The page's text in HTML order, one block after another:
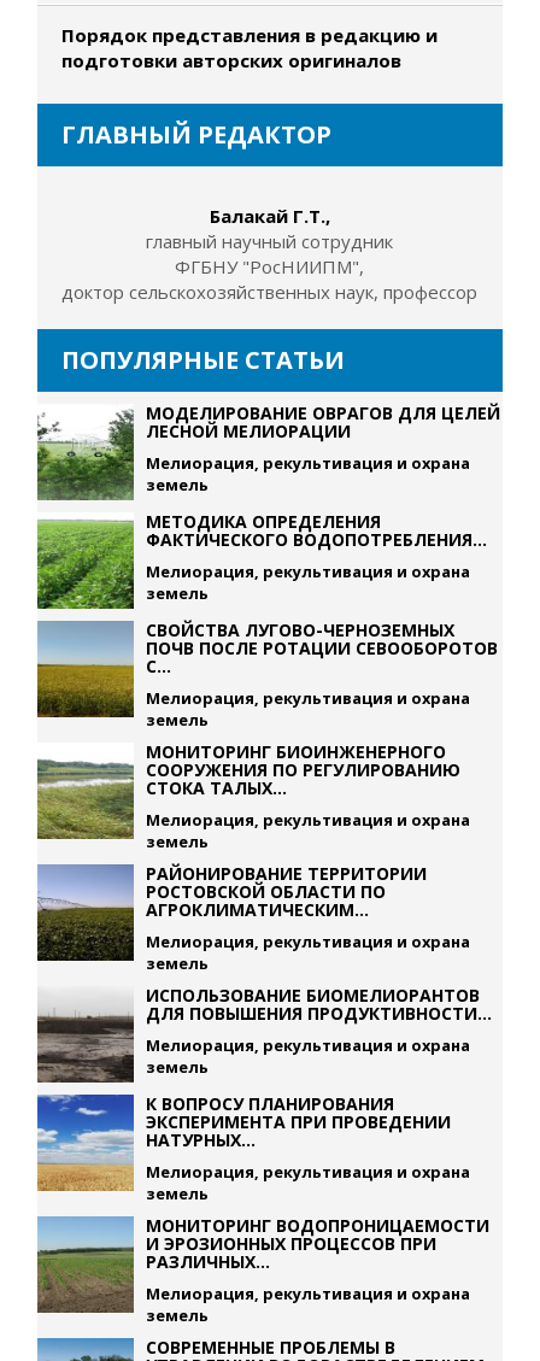
Порядок представления в редакцию и
подготовки авторских оригиналов
ГЛАВНЫЙ РЕДАКТОР
Балакай Г.Т.,
главный научный сотрудник
ФГБНУ "РосНИИПМ",
доктор сельскохозяйственных наук, профессор
ПОПУЛЯРНЫЕ СТАТЬИ
МОДЕЛИРОВАНИЕ ОВРАГОВ ДЛЯ ЦЕЛЕЙ
ЛЕСНОЙ МЕЛИОРАЦИИ
Мелиорация, рекультивация и охрана
земель
МЕТОДИКА ОПРЕДЕЛЕНИЯ
ФАКТИЧЕСКОГО ВОДОПОТРЕБЛЕНИЯ...
Мелиорация, рекультивация и охрана
земель
СВОЙСТВА ЛУГОВО-ЧЕРНОЗЕМНЫХ
ПОЧВ ПОСЛЕ РОТАЦИИ СЕВООБОРОТОВ
С...
Мелиорация, рекультивация и охрана
земель
МОНИТОРИНГ БИОИНЖЕНЕРНОГО
СООРУЖЕНИЯ ПО РЕГУЛИРОВАНИЮ
СТОКА ТАЛЫХ...
Мелиорация, рекультивация и охрана
земель
РАЙОНИРОВАНИЕ ТЕРРИТОРИИ
РОСТОВСКОЙ ОБЛАСТИ ПО
АГРОКЛИМАТИЧЕСКИМ...
Мелиорация, рекультивация и охрана
земель
ИСПОЛЬЗОВАНИЕ БИОМЕЛИОРАНТОВ
ДЛЯ ПОВЫШЕНИЯ ПРОДУКТИВНОСТИ...
Мелиорация, рекультивация и охрана
земель
К ВОПРОСУ ПЛАНИРОВАНИЯ
ЭКСПЕРИМЕНТА ПРИ ПРОВЕДЕНИИ
НАТУРНЫХ...
Мелиорация, рекультивация и охрана
земель
МОНИТОРИНГ ВОДОПРОНИЦАЕМОСТИ
И ЭРОЗИОННЫХ ПРОЦЕССОВ ПРИ
РАЗЛИЧНЫХ...
Мелиорация, рекультивация и охрана
земель
СОВРЕМЕННЫЕ ПРОБЛЕМЫ В